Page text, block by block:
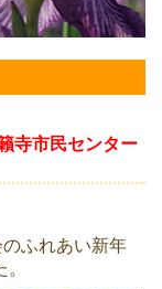
寺市民センター
ふれあい新年